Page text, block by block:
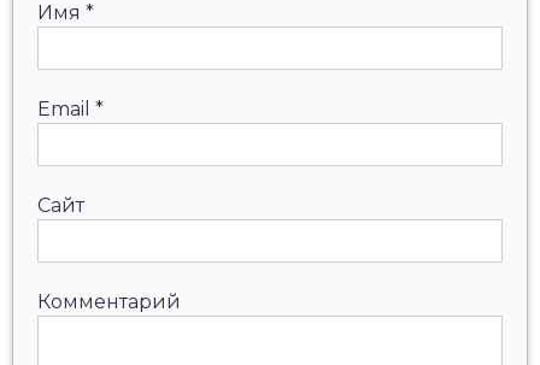
Имя *
Email *
Сайт
Комментарий